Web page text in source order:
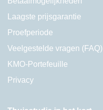
Laagste prijsgarantie
Proefperiode
Veelgestelde vragen (FAQ)
KMO-Portefeuille
Privacy